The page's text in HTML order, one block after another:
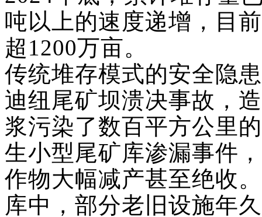
吨以上的速度递增，目
超1200万亩。
传统堆存模式的安全隐
迪纽尾矿坝溃决事故，
浆污染了数百平方公里
生小型尾矿库渗漏事件
作物大幅减产甚至绝收。
库中，部分老旧设施年